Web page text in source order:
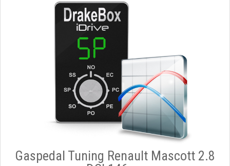
Gaspedal Tuning Renault Mascott 2.8